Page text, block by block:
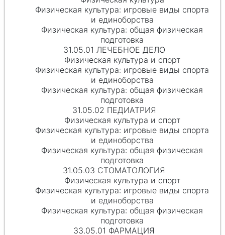
Физическая культура: игровые виды спорта
и единоборства
Физическая культура: общая физическая
подготовка
31.05.01 ЛЕЧЕБНОЕ ДЕЛО
Физическая культура и спорт
Физическая культура: игровые виды спорта
и единоборства
Физическая культура: общая физическая
подготовка
31.05.02 ПЕДИАТРИЯ
Физическая культура и спорт
Физическая культура: игровые виды спорта
и единоборства
Физическая культура: общая физическая
подготовка
31.05.03 СТОМАТОЛОГИЯ
Физическая культура и спорт
Физическая культура: игровые виды спорта
и единоборства
Физическая культура: общая физическая
подготовка
33.05.01 ФАРМАЦИЯ